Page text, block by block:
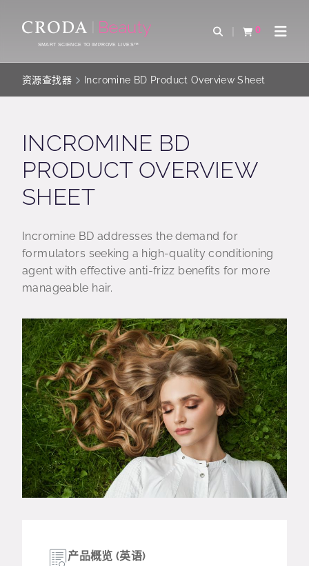
CONTENTSMART SCIENCE TO IMPROVE LIVES™
Open Search
0
查看购物车Open
资源查找器 Incromine BD Product Overview Sheet
INCROMINE BD
PRODUCT OVERVIEW
SHEET
Incromine BD addresses the demand for
formulators seeking a high-quality conditioning
agent with effective anti-frizz benefits for more
manageable hair.
产品概览 (英语)